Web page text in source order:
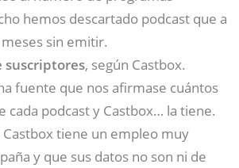
hemos descartado podcast que a
sin emitir.
suscriptores, según Castbox.
fuente que nos afirmase cuántos
cada podcast y Castbox… la tiene.
Castbox tiene un empleo muy
y que sus datos no son ni de